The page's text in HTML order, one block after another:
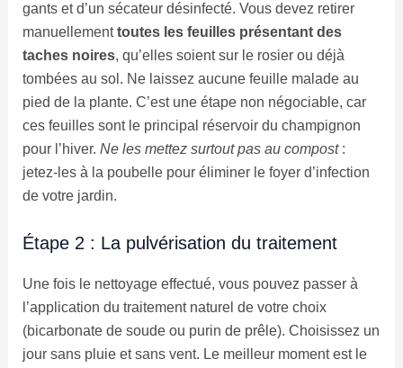
gants et d’un sécateur désinfecté. Vous devez retirer
manuellementtoutes les feuilles présentant des
taches noires, qu’elles soient sur le rosier ou déjà
tombées au sol. Ne laissez aucune feuille malade au
pied de la plante. C’est une étape non négociable, car
ces feuilles sont le principal réservoir du champignon
pour l’hiver. Ne les mettez surtout pas au compost:
jetez-les à la poubelle pour éliminer le foyer d’infection
de votre jardin.
Étape 2 : La pulvérisation du traitement
Une fois le nettoyage effectué, vous pouvez passer à
l’application du traitement naturel de votre choix
(bicarbonate de soude ou purin de prêle). Choisissez un
jour sans pluie et sans vent. Le meilleur moment est le